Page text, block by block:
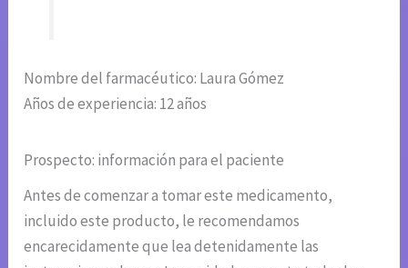
Nombre del farmacéutico: Laura Gómez
Años de experiencia: 12 años
Prospecto: información para el paciente
Antes de comenzar a tomar este medicamento,
incluido este producto, le recomendamos
encarecidamente que lea detenidamente las